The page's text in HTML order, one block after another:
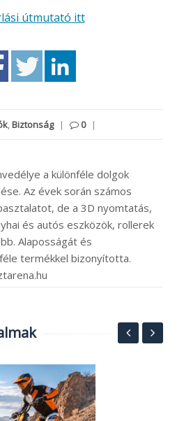
útmutató itt
,Biztonság | 0 |
a különféle dolgok
Az évek során számos
de a 3D nyomtatás,
és autós eszközök, rollerek
Alaposságát és
termékkel bizonyította.